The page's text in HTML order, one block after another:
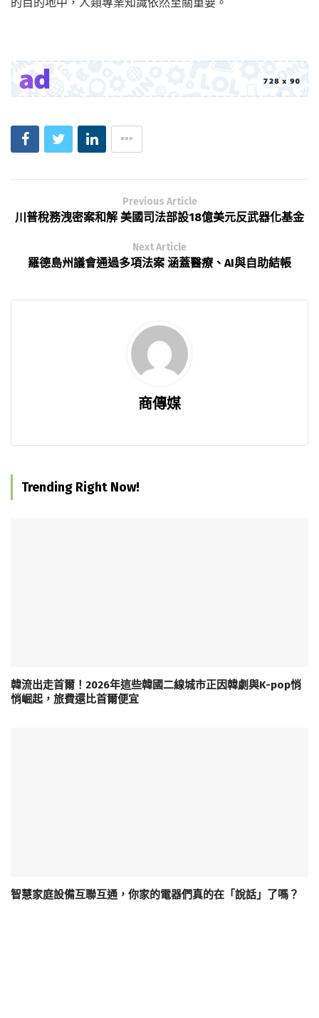
Previous Article
川普稅務洩密案和解 美國司法部設18億美元反武器化基金
Next Article
羅德島州議會通過多項法案 涵蓋醫療、AI與自助結帳
商傳媒
Trending Right Now!
韓流出走首爾！2026年這些韓國二線城市正因韓劇與K-pop悄
悄崛起，旅費還比首爾便宜
智慧家庭設備互聯互通，你家的電器們真的在「說話」了嗎？